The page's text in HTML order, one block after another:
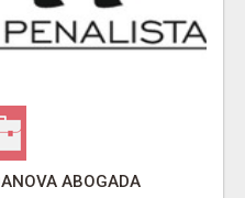
ABOGADA